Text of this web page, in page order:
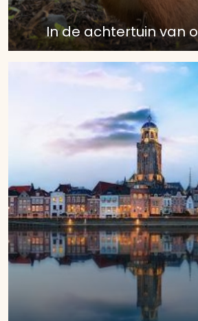
In de achtertuin van